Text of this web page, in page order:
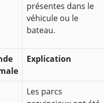
présentes dans le
véhicule ou le
bateau.
Explication
Les parcs